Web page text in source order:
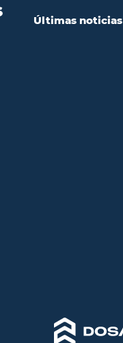
Últimas noticias